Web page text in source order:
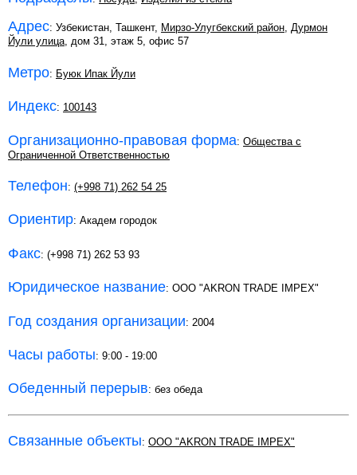
Адрес: Узбекистан, Ташкент, Мирзо-Улугбекский район, Дурмон
Йули улица, дом 31, этаж 5, офис 57
Метро: Буюк Ипак Йули
Индекс: 100143
Организационно-правовая форма: Общества с
Ограниченной Ответственностью
Телефон: (+998 71) 262 54 25
Ориентир: Академ городок
Факс: (+998 71) 262 53 93
Юридическое название: OOO "AKRON TRADE IMPEX"
Год создания организации: 2004
Часы работы: 9:00 - 19:00
Обеденный перерыв: без обеда
Связанные объекты: OOO "AKRON TRADE IMPEX"